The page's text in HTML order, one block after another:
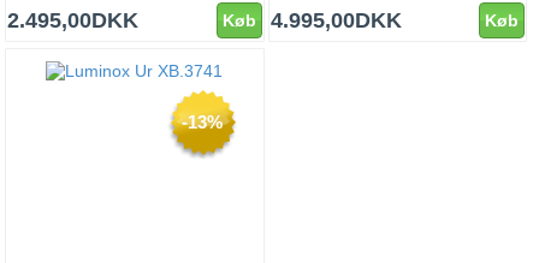
2.495,00DKK Køb 4.995,00DKK Køb
-13%